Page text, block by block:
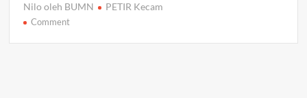
Polresta Tanjungpinang Panen Raya Jagung Kuartal II,
Hasilkan 1 Ton Jagung Dukung Swasembada Pangan
Nilo oleh BUMN
PETIR Kecam
Commenton